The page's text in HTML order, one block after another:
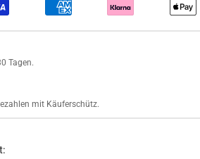
Tagen.
mit Käuferschütz.